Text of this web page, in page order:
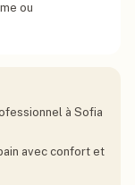
ou
à Sofia
avec confort et